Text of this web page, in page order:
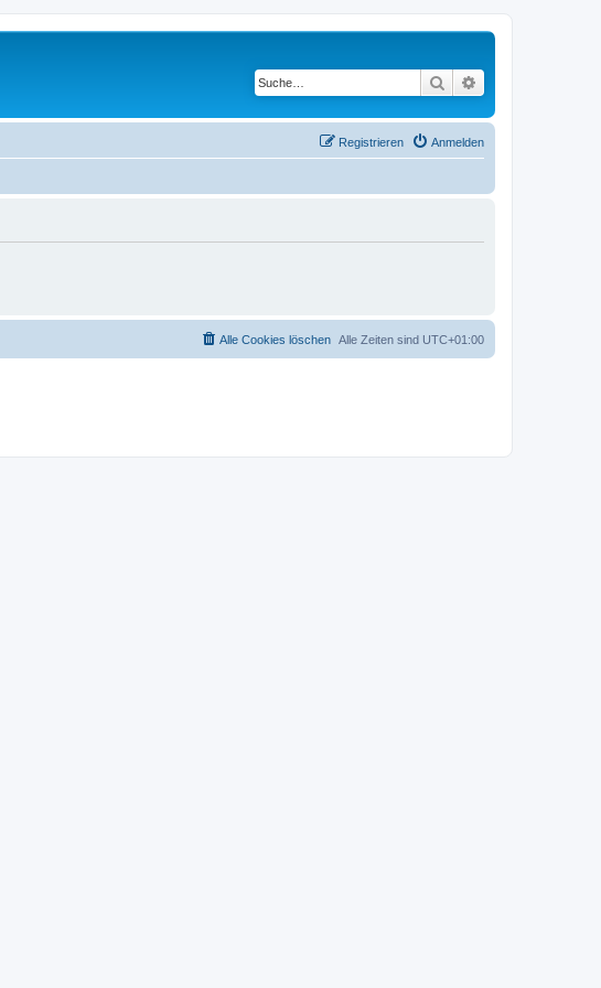
Suche
Anmelden
Registrieren
Alle Zeiten sind UTC+01:00
Alle Cookies löschen